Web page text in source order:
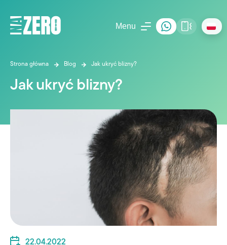
Menu
Strona główna Blog Jak ukryć blizny?
Jak ukryć blizny?
22.04.2022